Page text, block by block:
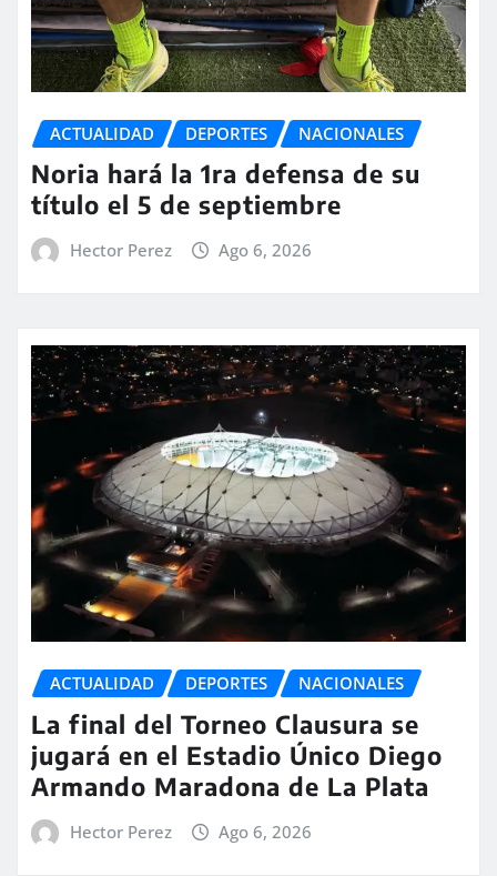
ACTUALIDAD DEPORTES NACIONALES
Noria hará la 1ra defensa de su
título el 5 de septiembre
Hector Perez Ago 6, 2026
ACTUALIDAD DEPORTES NACIONALES
La final del Torneo Clausura se
jugará en el Estadio Único Diego
Armando Maradona de La Plata
Hector Perez Ago 6, 2026